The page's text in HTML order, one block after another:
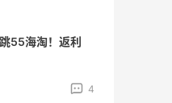
55海淘！返利
4